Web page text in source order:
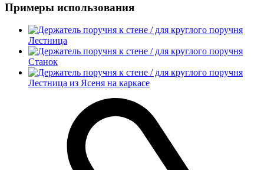
Примеры использования
Лестница
Станок
Лестница из Ясеня на каркасе